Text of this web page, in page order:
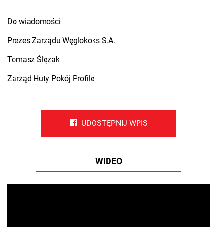
Do wia­do­mo­ści
Pre­zes Za­rzą­du Wę­glo­koks S.A.
To­masz Ślę­zak
Za­rząd Huty Pokój Pro­fi­le
UDOSTĘPNIJ WPIS
WIDEO